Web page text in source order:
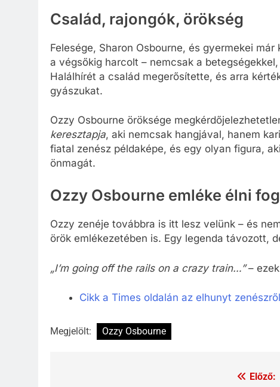
Család, rajongók, örökség
Felesége, Sharon Osbourne, és gyermekei
a végsőkig harcolt – nemcsak a
Halálhírét a család megerősítette, és arra
gyászukat.
Ozzy Osbourne öröksége
keresztapja, aki nemcsak hangjával, hanem
fiatal zenész példaképe, és egy olyan figura,
önmagát.
Ozzy Osbourne emléke élni fog
Ozzy zenéje továbbra is itt lesz velünk – és
örök emlékezetében is. Egy legenda távozott,
„I’m going off the rails on a crazy train…”–
Cikk a Times oldalán az elhunyt zenészről
Megjelölt: Ozzy Osbourne
Előző: